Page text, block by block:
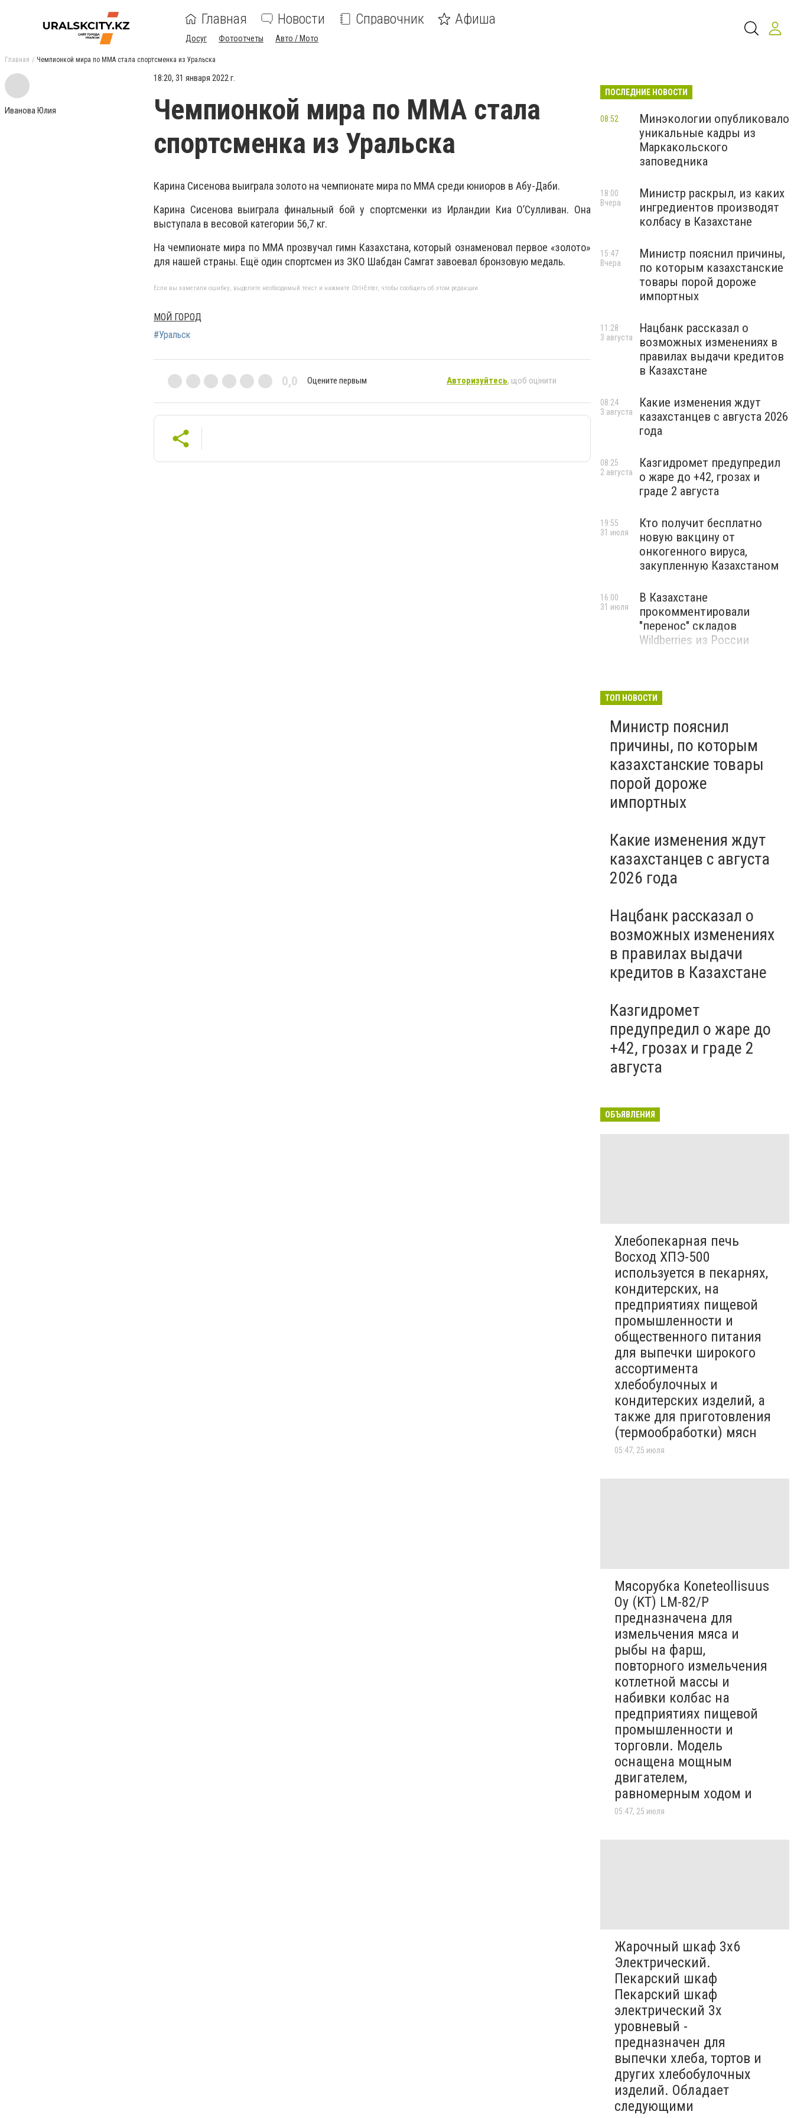
Главная Новости Справочник Афиша
Досуг Фотоотчеты Авто / Мото
Главная Чемпионкой мира по ММА стала спортсменка из Уральска
Иванова Юлия
18:20, 31 января 2022 г.
Чемпионкой мира по ММА стала
спортсменка из Уральска
Карина Сисенова выиграла золото на чемпионате мира по ММА среди юниоров в Абу-Даби.
Карина Сисенова выиграла финальный бой у спортсменки из Ирландии Киа О’Сулливан. Она
выступала в весовой категории 56,7 кг.
На чемпионате мира по MMA прозвучал гимн Казахстана, который ознаменовал первое «золото»
для нашей страны. Ещё один спортсмен из ЗКО Шабдан Самгат завоевал бронзовую медаль.
Если вы заметили ошибку, выделите необходимый текст и нажмите Ctrl+Enter, чтобы сообщить об этом редакции
МОЙ ГОРОД
#Уральск
0,0 Оцените первым Авторизуйтесь, щоб оцінити
ПОСЛЕДНИЕ НОВОСТИ
Минэкологии опубликовало
уникальные кадры из
Маркакольского
заповедника
08:52
Министр раскрыл, из каких
ингредиентов производят
колбасу в Казахстане
18:00
Вчера
Министр пояснил причины,
по которым казахстанские
товары порой дороже
импортных
15:47
Вчера
Нацбанк рассказал о
возможных изменениях в
правилах выдачи кредитов
в Казахстане
11:28
3 августа
Какие изменения ждут
казахстанцев с августа 2026
года
08:24
3 августа
Казгидромет предупредил
о жаре до +42, грозах и
граде 2 августа
08:25
2 августа
Кто получит бесплатно
новую вакцину от
онкогенного вируса,
закупленную Казахстаном
19:55
31 июля
В Казахстане
прокомментировали
"перенос" складов
Wildberries из России
16:00
31 июля
ТОП НОВОСТИ
Министр пояснил
причины, по которым
казахстанские товары
порой дороже
импортных
Какие изменения ждут
казахстанцев с августа
2026 года
Нацбанк рассказал о
возможных изменениях
в правилах выдачи
кредитов в Казахстане
Казгидромет
предупредил о жаре до
+42, грозах и граде 2
августа
ОБЪЯВЛЕНИЯ
Хлебопекарная печь
Восход ХПЭ-500
используется в пекарнях,
кондитерских, на
предприятиях пищевой
промышленности и
общественного питания
для выпечки широкого
ассортимента
хлебобулочных и
кондитерских изделий, а
также для приготовления
(термообработки) мясн
05:47, 25 июля
Мясорубка Koneteollisuus
Oy (KT)​ LM-82/P
предназначена для
измельчения мяса и
рыбы на фарш,
повторного измельчения
котлетной массы и
набивки колбас на
предприятиях пищевой
промышленности и
торговли. Модель
оснащена мощным
двигателем,
равномерным ходом и
05:47, 25 июля
Жарочный шкаф 3х6
Электрический.
Пекарский шкаф
Пекарский шкаф
электрический 3х
уровневый -
предназначен для
выпечки хлеба, тортов и
других хлебобулочных
изделий. Обладает
следующими